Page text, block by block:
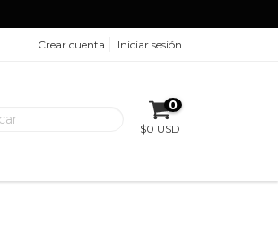
Crear cuenta Iniciar sesión
0
$0 USD